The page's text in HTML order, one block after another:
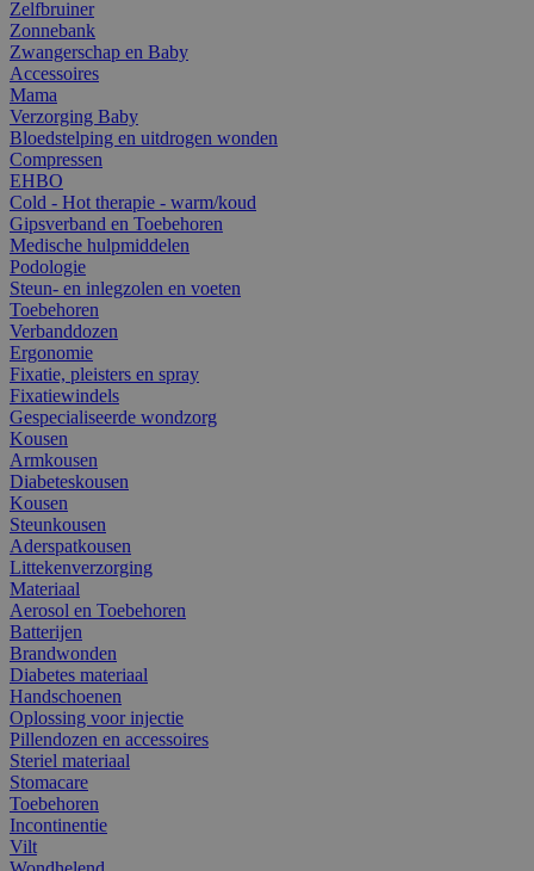
Zelfbruiner
Zonnebank
Zwangerschap en Baby
Accessoires
Mama
Verzorging Baby
Bloedstelping en uitdrogen wonden
Compressen
EHBO
Cold - Hot therapie - warm/koud
Gipsverband en Toebehoren
Medische hulpmiddelen
Podologie
Steun- en inlegzolen en voeten
Toebehoren
Verbanddozen
Ergonomie
Fixatie, pleisters en spray
Fixatiewindels
Gespecialiseerde wondzorg
Kousen
Armkousen
Diabeteskousen
Kousen
Steunkousen
Aderspatkousen
Littekenverzorging
Materiaal
Aerosol en Toebehoren
Batterijen
Brandwonden
Diabetes materiaal
Handschoenen
Oplossing voor injectie
Pillendozen en accessoires
Steriel materiaal
Stomacare
Toebehoren
Incontinentie
Vilt